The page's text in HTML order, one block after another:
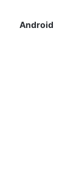
Android